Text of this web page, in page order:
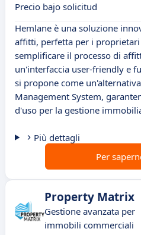
Precio bajo solicitud
Hemlane è una soluzione
affitti, perfetta per i proprietari
semplificare il processo di
un'interfaccia user-friendly e
si propone come
Management System,
d'uso per la gestione
Più dettagli
Per
Property Matrix
Gestione avanzata per
immobili commerciali